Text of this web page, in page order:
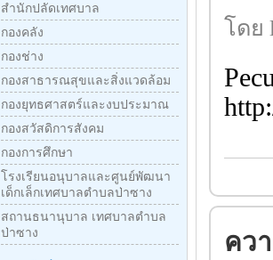
สำนักปลัดเทศบาล
กองคลัง
กองช่าง
กองสาธารณสุขและสิ่งแวดล้อม
กองยุทธศาสตร์และงบประมาณ
กองสวัสดิการสังคม
กองการศึกษา
โรงเรียนอนุบาลและศูนย์พัฒนา
เด็กเล็กเทศบาลตำบลป่าซาง
สถานธนานุบาล เทศบาลตำบล
ป่าซาง
โดย
คว